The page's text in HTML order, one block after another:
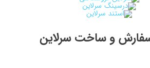
و ساخت سرلاین